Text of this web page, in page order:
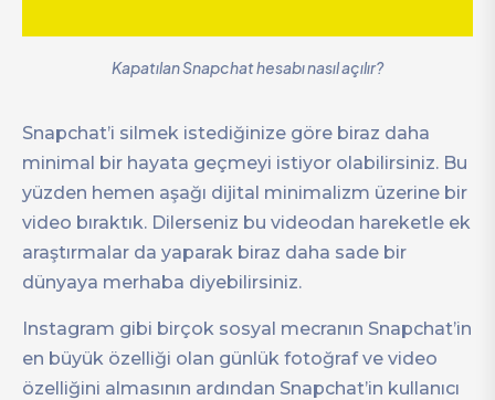
Kapatılan Snapchat hesabı nasıl açılır?
Snapchat’i silmek istediğinize göre biraz daha
minimal bir hayata geçmeyi istiyor olabilirsiniz. Bu
yüzden hemen aşağı dijital minimalizm üzerine bir
video bıraktık. Dilerseniz bu videodan hareketle ek
araştırmalar da yaparak biraz daha sade bir
dünyaya merhaba diyebilirsiniz.
Instagram gibi birçok sosyal mecranın Snapchat’in
en büyük özelliği olan günlük fotoğraf ve video
özelliğini almasının ardından Snapchat’in kullanıcı